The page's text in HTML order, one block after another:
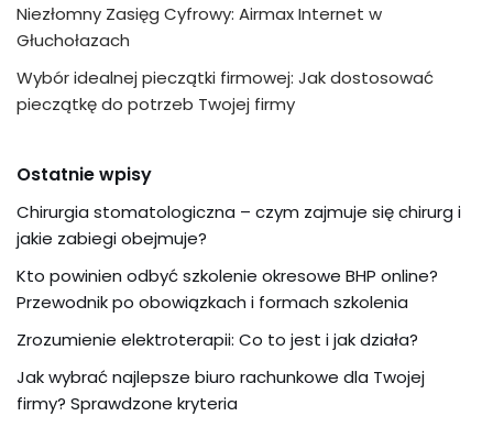
Niezłomny Zasięg Cyfrowy: Airmax Internet w
Głuchołazach
Wybór idealnej pieczątki firmowej: Jak dostosować
pieczątkę do potrzeb Twojej firmy
Ostatnie wpisy
Chirurgia stomatologiczna – czym zajmuje się chirurg i
jakie zabiegi obejmuje?
Kto powinien odbyć szkolenie okresowe BHP online?
Przewodnik po obowiązkach i formach szkolenia
Zrozumienie elektroterapii: Co to jest i jak działa?
Jak wybrać najlepsze biuro rachunkowe dla Twojej
firmy? Sprawdzone kryteria